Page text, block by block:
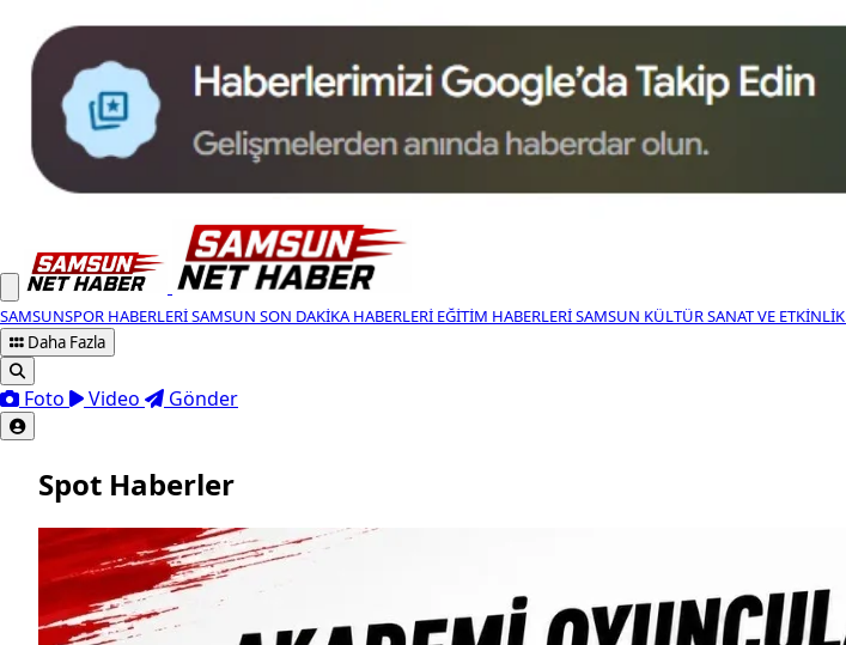
SAMSUNSPOR HABERLERISAMSUN SON DAKIKA HABERLERI EĞITIM HABERLERISAMSUN KÜLTÜR SANAT VE ETKINLIK
Daha Fazla
Foto Video Gönder
Spot Haberler